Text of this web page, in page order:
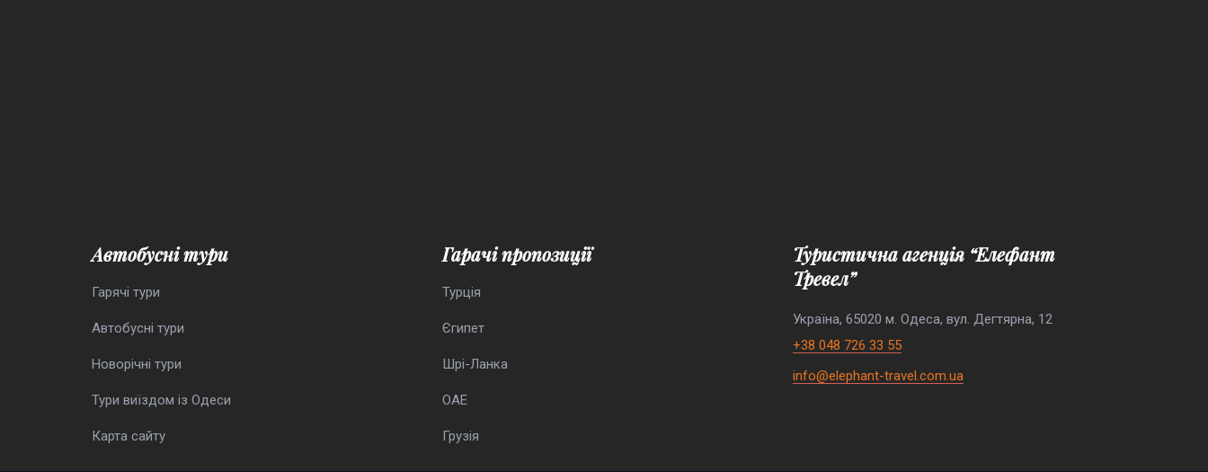
Автобусні тури
Гарячі тури
Автобусні тури
Новорічні тури
Тури виїздом із Одеси
Карта сайту
Гарачі пропозиції
Турція
Єгипет
Шрі-Ланка
ОАЕ
Грузія
Туристична агенція “Елефант
Тревел”
Україна, 65020 м. Одеса, вул. Дегтярна, 12
+38 048 726 33 55
info@elephant-travel.com.ua